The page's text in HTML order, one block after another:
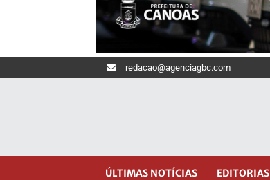
redacao@agenciagbc.com
ÚLTIMAS NOTÍCIAS EDITORIAS